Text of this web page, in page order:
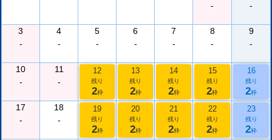
-
-
3
-
4
-
5
-
6
-
7
-
8
-
9
-
10
-
11
-
12
残り
2枠
13
残り
2枠
14
残り
2枠
15
残り
2枠
16
残り
2枠
17
-
18
-
19
残り
2枠
20
残り
2枠
21
残り
2枠
22
残り
2枠
23
残り
2枠